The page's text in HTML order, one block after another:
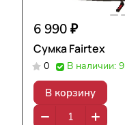
6 990 ₽
Сумка Fairtex
0 В наличии: 9
В корзину